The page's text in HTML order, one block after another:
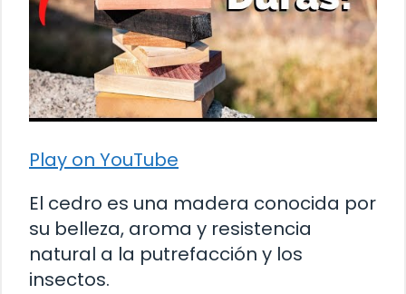
Play on YouTube
El cedro es una madera conocida por
su belleza, aroma y resistencia
natural a la putrefacción y los
insectos.